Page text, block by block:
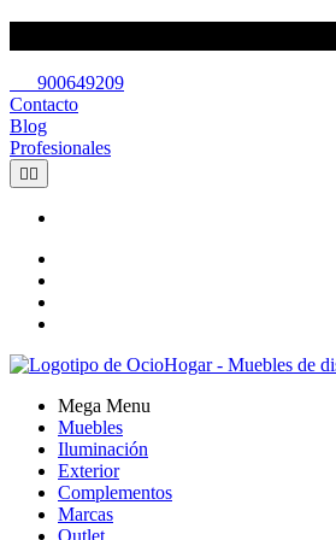
900649209
Contacto
Blog
Profesionales
 
Mega Menu
Muebles
Iluminación
Exterior
Complementos
Marcas
Outlet